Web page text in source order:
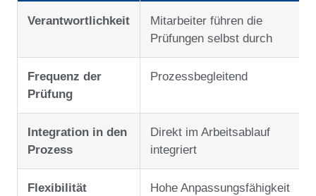
Verantwortlichkeit
Mitarbeiter führen die
Prüfungen selbst durch
Frequenz der
Prüfung
Prozessbegleitend
Integration in den
Prozess
Direkt im Arbeitsablauf
integriert
Flexibilität
Hohe Anpassungsfähigkeit